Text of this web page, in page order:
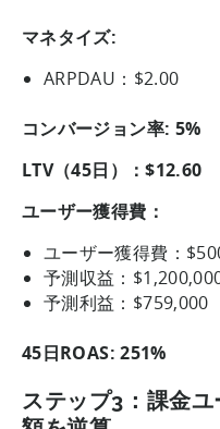
マネタイズ:
ARPDAU：$2.00
コンバージョン率: 5%
LTV（45日）：$12.60
ユーザー獲得費：
ユーザー獲得費：
予測収益：
予測利益：$759,000
45日ROAS: 251%
ステップ3：課金